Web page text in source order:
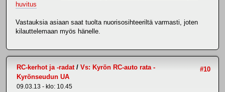
huvitus
Vastauksia asiaan saat tuolta nuorisosihteeriltä varmasti, joten
kilauttelemaan myös hänelle.
#10
RC-kerhot ja -radat/ Vs: Kyrön RC-auto rata -
Kyrönseudun UA
09.03.13 - klo: 10.45